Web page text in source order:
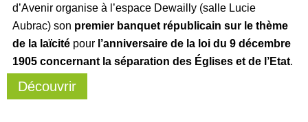
d’Avenir organise à l’espace Dewailly (salle Lucie
Aubrac) son premier banquet républicain sur le thème
de la laïcité pour l’anniversaire de la loi du 9 décembre
1905 concernant la séparation des Églises et de l’Etat.
Découvrir